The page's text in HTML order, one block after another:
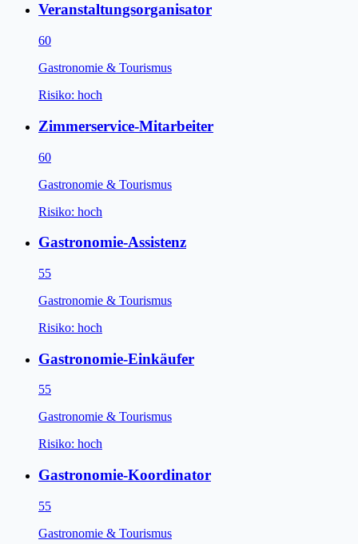
Veranstaltungsorganisator
60
Gastronomie & Tourismus
Risiko: hoch
Zimmerservice-Mitarbeiter
60
Gastronomie & Tourismus
Risiko: hoch
Gastronomie-Assistenz
55
Gastronomie & Tourismus
Risiko: hoch
Gastronomie-Einkäufer
55
Gastronomie & Tourismus
Risiko: hoch
Gastronomie-Koordinator
55
Gastronomie & Tourismus